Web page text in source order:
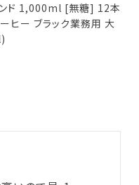
ンド 1,000ml [無糖] 12本
ヒー ブラック業務用 大